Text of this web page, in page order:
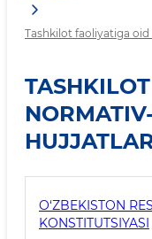
Tashkilot faoliyatiga
O‘ZBEKISTON
KONSTITUTSIYASI